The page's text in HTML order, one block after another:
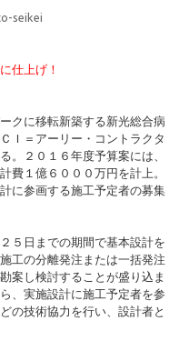
seikei
仕上げ！
クに移転新築する新光総合病
Ｉ＝アーリー・コントラクタ
。２０１６年度予算案には、
費１億６０００万円を計上。
に参画する施工予定者の募集
５日までの期間で基本設計を
工の分離発注または一括発注
案し検討することが盛り込ま
、実施設計に施工予定者を参
の技術協力を行い、設計者と